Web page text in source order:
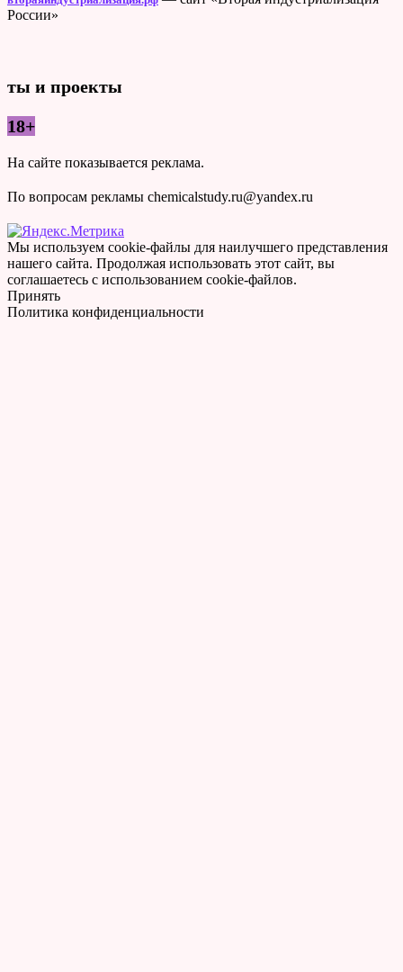
России»
ты и проекты
18+
На сайте показывается реклама.
По вопросам рекламы chemicalstudy.ru@yandex.ru
Мы используем cookie-файлы для наилучшего представления
нашего сайта. Продолжая использовать этот сайт, вы
соглашаетесь с использованием cookie-файлов.
Принять
Политика конфиденциальности